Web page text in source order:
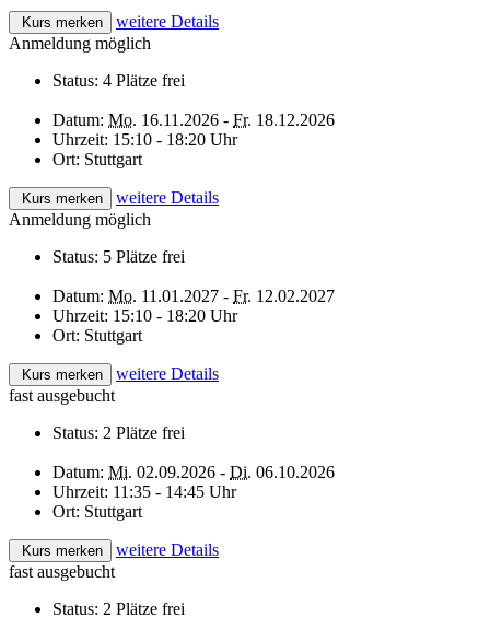
Kurs merken
weitere Details
Anmeldung möglich
Status: 4 Plätze frei
Datum: Mo. 16.11.2026 - Fr. 18.12.2026
Uhrzeit: 15:10 - 18:20 Uhr
Ort: Stuttgart
Kurs merken
weitere Details
Anmeldung möglich
Status: 5 Plätze frei
Datum: Mo. 11.01.2027 - Fr. 12.02.2027
Uhrzeit: 15:10 - 18:20 Uhr
Ort: Stuttgart
Kurs merken
weitere Details
fast ausgebucht
Status: 2 Plätze frei
Datum: Mi. 02.09.2026 - Di. 06.10.2026
Uhrzeit: 11:35 - 14:45 Uhr
Ort: Stuttgart
Kurs merken
weitere Details
fast ausgebucht
Status: 2 Plätze frei